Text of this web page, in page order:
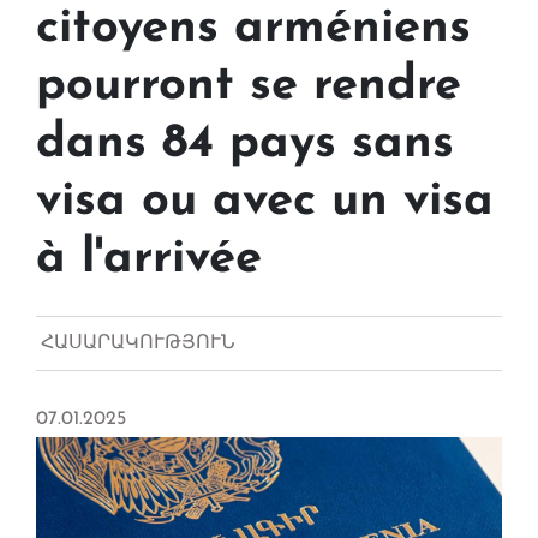
citoyens arméniens
pourront se rendre
dans 84 pays sans
visa ou avec un visa
à l'arrivée
ՀԱՍԱՐԱԿՈՒԹՅՈՒՆ
07.01.2025